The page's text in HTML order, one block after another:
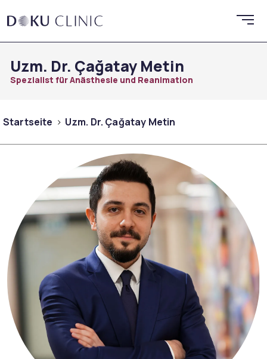
Uzm. Dr. Çağatay Metin
Spezialist für Anästhesie und Reanimation
Startseite Uzm. Dr. Çağatay Metin